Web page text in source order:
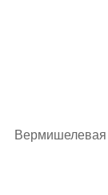
Вермишелевая